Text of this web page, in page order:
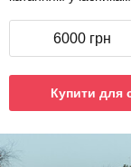
6000 грн
Купити для